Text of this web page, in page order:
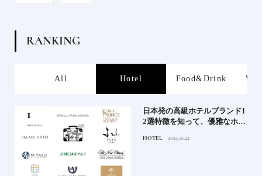
RANKING
All Hotel Food&Drink
日本発の高級ホテルブランド1
2選特徴を知って、優雅なホテ
ンド大解剖①
HOTEL 2025.10.22